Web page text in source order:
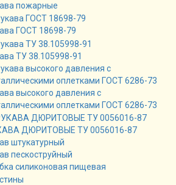
пожарные
ГОСТ 18698-79
ТУ 38.105998-91
высокого давления с
оплетками ГОСТ 6286-73
ДЮРИТОВЫЕ ТУ 0056016-87
штукатурный
пескоструйный
силиконовая пищевая